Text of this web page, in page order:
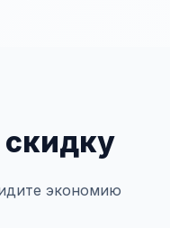
скидку
экономию